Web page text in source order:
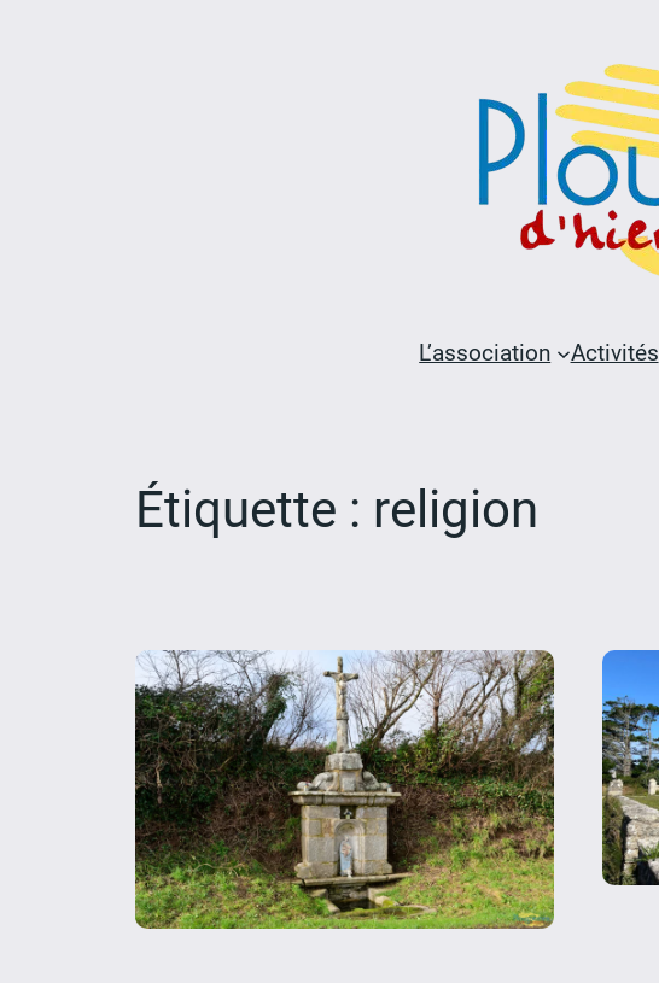
L’association Activités
Étiquette : religion